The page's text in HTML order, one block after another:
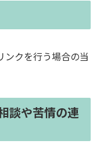
ンクを行う場合の当
談や苦情の連